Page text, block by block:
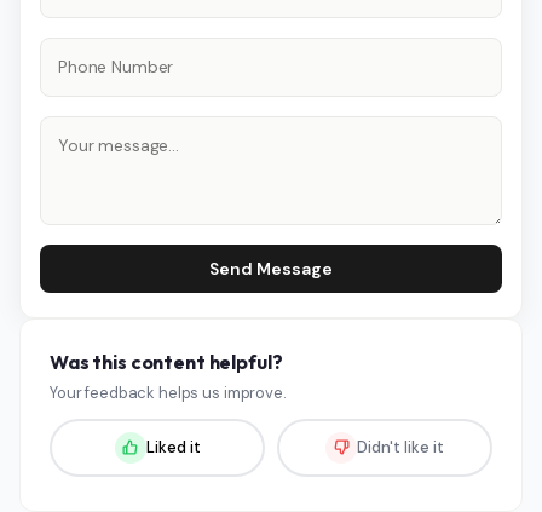
Send Message
Was this content helpful?
Your feedback helps us improve.
Liked it Didn't like it